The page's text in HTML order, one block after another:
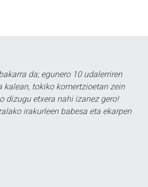
da; egunero 10 udalerriren
kalean, tokiko komertzioetan zein
dizugu etxera nahi izanez gero!
irakurleen babesa eta ekarpen